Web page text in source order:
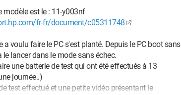
modèle est le : 11-y003nf
fr-fr/document/c05311748
a voulu faire le PC s'est planté. Depuis le PC boot sans
lancer dans le mode sans échec.
une batterie de test qui ont été effectués à 13
journée..)
test effectué et une petite vidéo présentant le